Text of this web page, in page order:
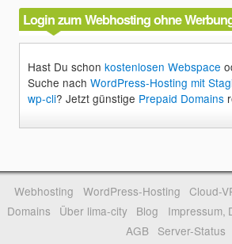
Login zum Webhosting ohne
Hast Du schonkostenlosen Webspace
Suche nachWordPress-Hosting mit
wp-cli? Jetzt günstige Prepaid Domains
Webhosting WordPress-Hosting Cloud-
Domains
Über lima-city Blog
Impressum,
AGB
Server-Status